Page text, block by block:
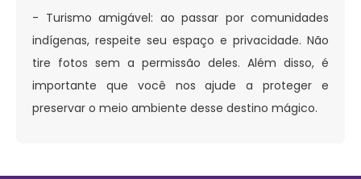
- Turismo amigável: ao passar por comunidades
indígenas, respeite seu espaço e privacidade. Não
tire fotos sem a permissão deles. Além disso, é
importante que você nos ajude a proteger e
preservar o meio ambiente desse destino mágico.